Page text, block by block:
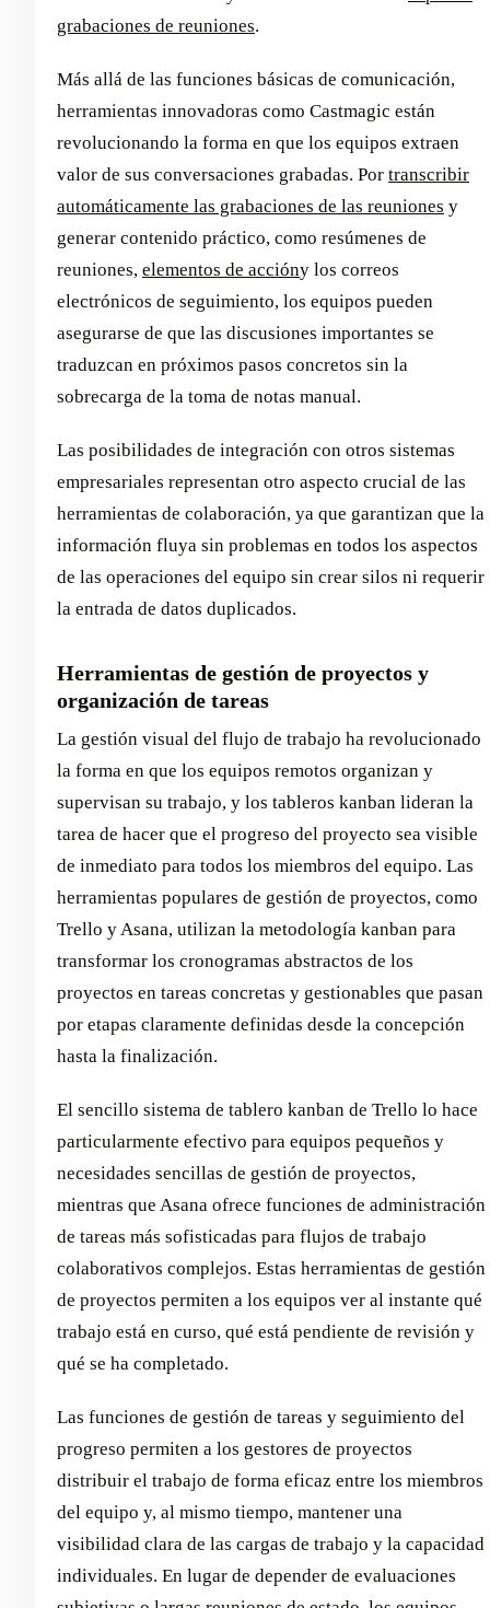
grabaciones de reuniones.
Más allá de las funciones básicas de comunicación,
herramientas innovadoras como Castmagic están
revolucionando la forma en que los equipos extraen
valor de sus conversaciones grabadas. Por transcribir
automáticamente las grabaciones de las reuniones y
generar contenido práctico, como resúmenes de
reuniones, elementos de accióny los correos
electrónicos de seguimiento, los equipos pueden
asegurarse de que las discusiones importantes se
traduzcan en próximos pasos concretos sin la
sobrecarga de la toma de notas manual.
Las posibilidades de integración con otros sistemas
empresariales representan otro aspecto crucial de las
herramientas de colaboración, ya que garantizan que la
información fluya sin problemas en todos los aspectos
de las operaciones del equipo sin crear silos ni requerir
la entrada de datos duplicados.
Herramientas de gestión de proyectos y
organización de tareas
La gestión visual del flujo de trabajo ha revolucionado
la forma en que los equipos remotos organizan y
supervisan su trabajo, y los tableros kanban lideran la
tarea de hacer que el progreso del proyecto sea visible
de inmediato para todos los miembros del equipo. Las
herramientas populares de gestión de proyectos, como
Trello y Asana, utilizan la metodología kanban para
transformar los cronogramas abstractos de los
proyectos en tareas concretas y gestionables que pasan
por etapas claramente definidas desde la concepción
hasta la finalización.
El sencillo sistema de tablero kanban de Trello lo hace
particularmente efectivo para equipos pequeños y
necesidades sencillas de gestión de proyectos,
mientras que Asana ofrece funciones de administración
de tareas más sofisticadas para flujos de trabajo
colaborativos complejos. Estas herramientas de gestión
de proyectos permiten a los equipos ver al instante qué
trabajo está en curso, qué está pendiente de revisión y
qué se ha completado.
Las funciones de gestión de tareas y seguimiento del
progreso permiten a los gestores de proyectos
distribuir el trabajo de forma eficaz entre los miembros
del equipo y, al mismo tiempo, mantener una
visibilidad clara de las cargas de trabajo y la capacidad
individuales. En lugar de depender de evaluaciones